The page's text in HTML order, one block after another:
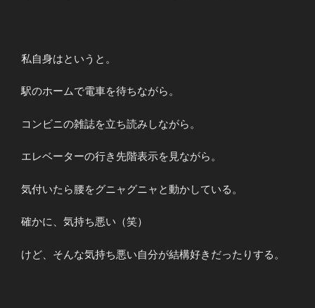
私自身はというと。
駅のホームで電車を待ちながら。
コンビニの雑誌を立ち読みしながら。
エレベーターの行き先階表示を見ながら。
気付いたら腰をグニャグニャと動かしている。
確かに、気持ち悪い（笑）
けど、そんな気持ち悪い自分が結構好きだったりする。